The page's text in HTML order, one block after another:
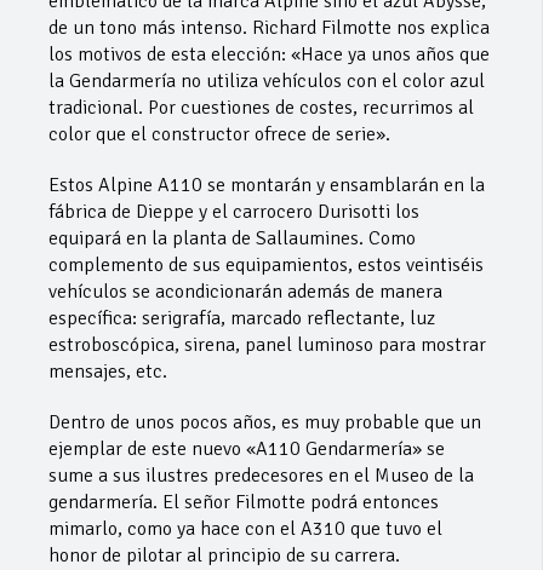
de un tono más intenso. Richard Filmotte nos explica
los motivos de esta elección: «Hace ya unos años que
la Gendarmería no utiliza vehículos con el color azul
tradicional. Por cuestiones de costes, recurrimos al
color que el constructor ofrece de serie».
Estos Alpine A110 se montarán y ensamblarán en la
fábrica de Dieppe y el carrocero Durisotti los
equipará en la planta de Sallaumines. Como
complemento de sus equipamientos, estos veintiséis
vehículos se acondicionarán además de manera
específica: serigrafía, marcado reflectante, luz
estroboscópica, sirena, panel luminoso para mostrar
mensajes, etc.
Dentro de unos pocos años, es muy probable que un
ejemplar de este nuevo «A110 Gendarmería» se
sume a sus ilustres predecesores en el Museo de la
gendarmería. El señor Filmotte podrá entonces
mimarlo, como ya hace con el A310 que tuvo el
honor de pilotar al principio de su carrera.